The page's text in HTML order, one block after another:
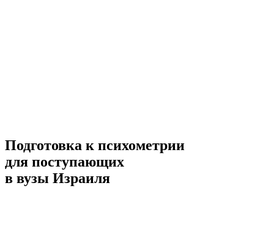
Подготовка к психометрии
для поступающих
в вузы Израиля